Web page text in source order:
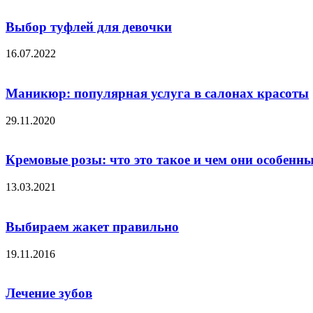
Выбор туфлей для девочки
16.07.2022
Маникюр: популярная услуга в салонах красоты
29.11.2020
Кремовые розы: что это такое и чем они
13.03.2021
Выбираем жакет правильно
19.11.2016
Лечение зубов